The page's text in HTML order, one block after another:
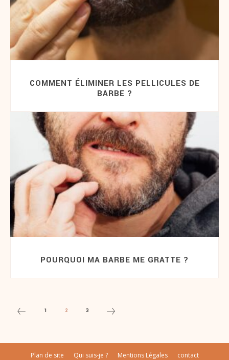
COMMENT ÉLIMINER LES PELLICULES DE
BARBE ?
POURQUOI MA BARBE ME GRATTE ?
1 2 3
Plan de site Qui suis-je ? Mentions Légales contact